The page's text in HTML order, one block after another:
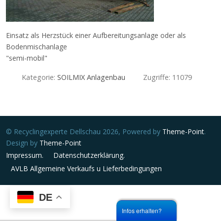
DE
Einsatz als Herzstück einer Aufbereitungsanlage oder als
Bodenmischanlage
"semi-mobil"
Kategorie: SOILMIX Anlagenbau Zugriffe: 11079
© Recyclingexperte Dellschau 2026, Powered by Theme-Point.
Design by Theme-Point
Impressum.
Datenschutzerklärung.
AVLB Allgemeine Verkaufs u Lieferbedingungen
Infos erhalten?